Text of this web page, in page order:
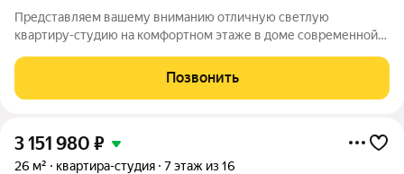
Представляем вашему вниманию отличную светлую
квартиру-студию на комфортном этаже в доме современной
выполнен свежий ремонт в светлых спокойных тонах. Санузел
совмещён. Просторный балкон
Позвонить
3 151 980 ₽
26 м² квартира-студия 7 этаж из 16